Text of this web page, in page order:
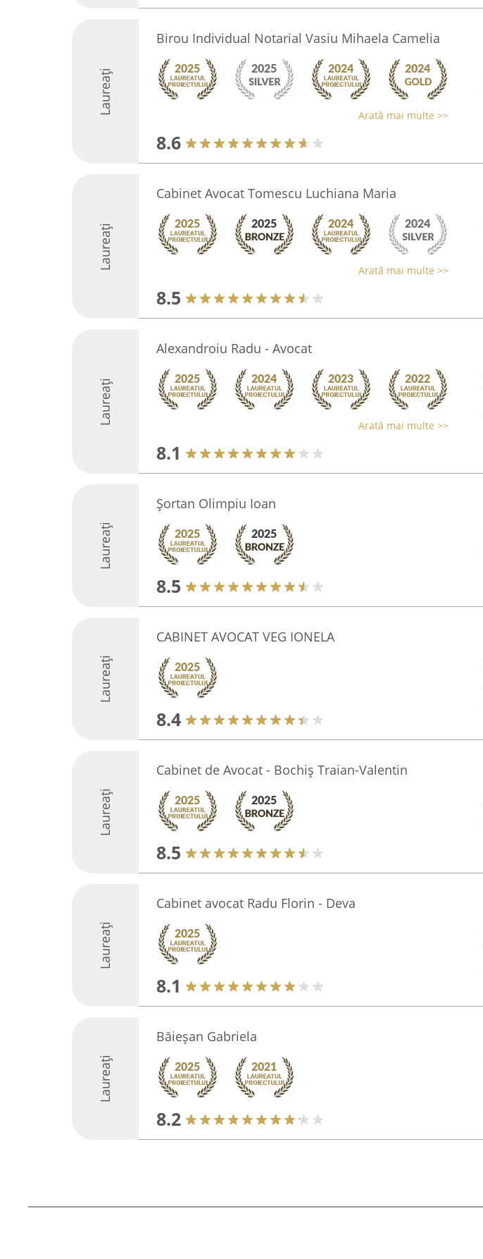
Laureați
Birou Individual Notarial Vasiu Mihaela Camelia
Arată mai multe >>
8.6
Laureați
Cabinet Avocat Tomescu Luchiana Maria
Arată mai multe >>
8.5
Laureați
Alexandroiu Radu - Avocat
Arată mai multe >>
8.1
Laureați
Şortan Olimpiu Ioan
8.5
Laureați
CABINET AVOCAT VEG IONELA
8.4
Laureați
Cabinet de Avocat - Bochiș Traian-Valentin
8.5
Laureați
Cabinet avocat Radu Florin - Deva
8.1
Laureați
Băieșan Gabriela
8.2